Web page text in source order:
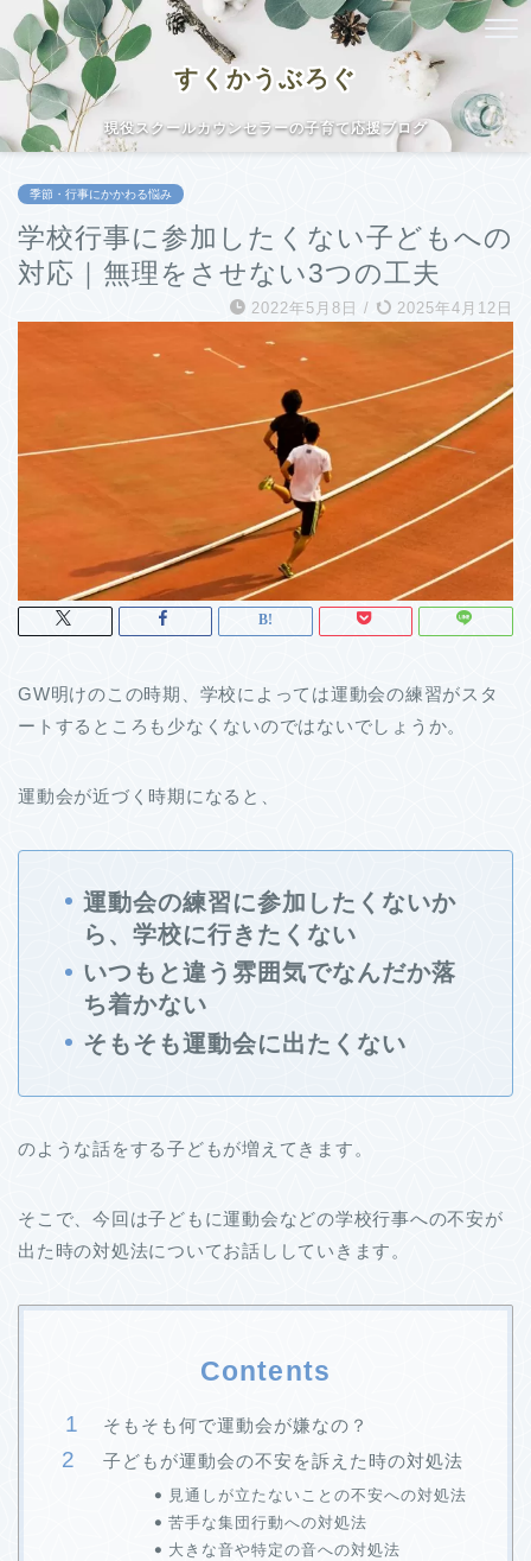
すくかうぶろぐ
現役スクールカウンセラーの子育て応援ブログ
季節・行事にかかわる悩み
学校行事に参加したくない子どもへの
対応｜無理をさせない3つの工夫
2022年5月8日 / 2025年4月12日
GW明けのこの時期、学校によっては運動会の練習がスタ
ートするところも少なくないのではないでしょうか。
運動会が近づく時期になると、
運動会の練習に参加したくないか
ら、学校に行きたくない
いつもと違う雰囲気でなんだか落
ち着かない
そもそも運動会に出たくない
のような話をする子どもが増えてきます。
そこで、今回は子どもに運動会などの学校行事への不安が
出た時の対処法についてお話ししていきます。
Contents
そもそも何で運動会が嫌なの？
子どもが運動会の不安を訴えた時の対処法
見通しが立たないことの不安への対処法
苦手な集団行動への対処法
大きな音や特定の音への対処法